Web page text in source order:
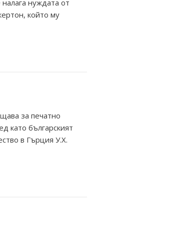
нуждата от
който му
за печатно
като българският
в Гърция У.Х.